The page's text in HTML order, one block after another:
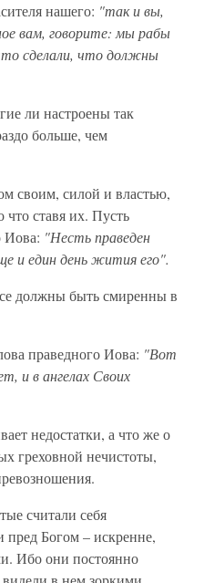
нашего: "так и вы,
вам, говорите: мы рабы
сделали, что должны
ли настроены так
больше, чем
своим, силой и властью,
что ставя их. Пусть
Иова: "Несть праведен
и един день жития его".
должны быть смиренны в
праведного Иова: "Вот
и в ангелах Своих
недостатки, а что же о
греховной нечистоты,
считали себя
Богом – искренне,
Ибо они постоянно